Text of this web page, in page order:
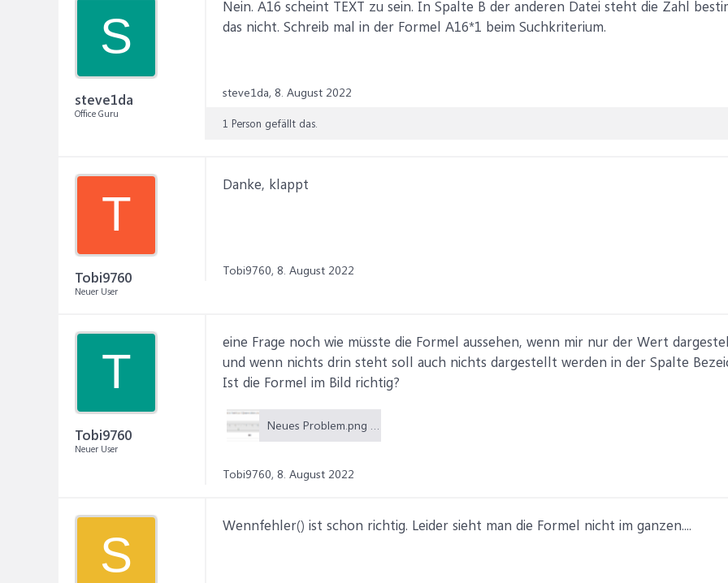
S
steve1da
Office Guru
Nein. A16 scheint TEXT zu sein. In Spalte B der anderen Datei steht die Zahl
das nicht. Schreib mal in der Formel A16*1 beim Suchkriterium.
steve1da, 8. August 2022
1 Person gefällt das.
T
Tobi9760
Neuer User
Danke, klappt
Tobi9760, 8. August 2022
T
Tobi9760
Neuer User
eine Frage noch wie müsste die Formel aussehen, wenn mir nur der Wert
und wenn nichts drin steht soll auch nichts dargestellt werden in der Spalte
Ist die Formel im Bild richtig?
Neues Problem.png (12 KB)
Tobi9760, 8. August 2022
S
Wennfehler() ist schon richtig. Leider sieht man die Formel nicht im ganzen....